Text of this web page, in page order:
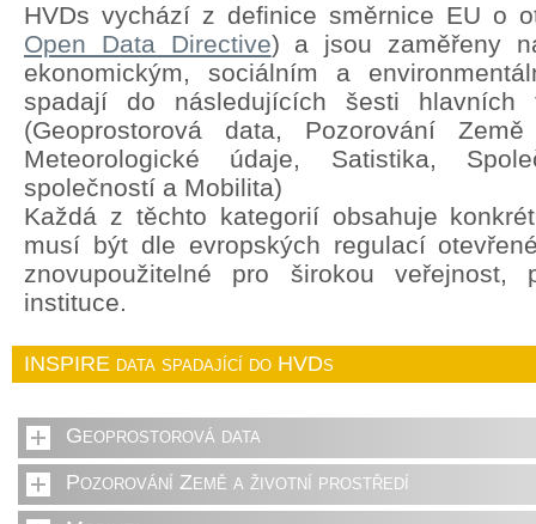
HVDs vychází z definice směrnice EU o
Open Data Directive) a jsou zaměřeny
ekonomickým, sociálním a
spadají do následujících šesti hlavních
(Geoprostorová data, Pozorování
Meteorologické údaje, Satistika,
společností a Mobilita)
Každá z těchto kategorií obsahuje
musí být dle evropských regulací
znovupoužitelné pro širokou veřejnost,
instituce.
INSPIRE data spadající do HVDs
Geoprostorová data
Pozorování Země a životní prostředí